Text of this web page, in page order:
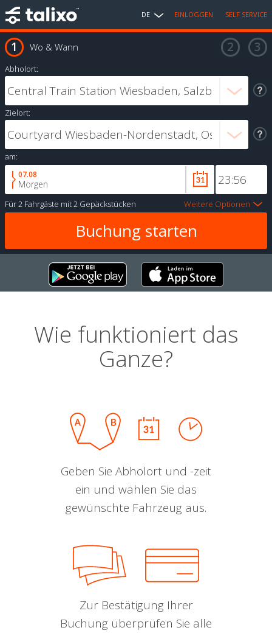
DE EINLOGGEN SELF SERVICE
Wo & Wann
Abholort:
Zielort:
am:
07.08
Morgen
Für2 Fahrgäste mit2 Gepäckstücken Weitere Optionen
Wie funktioniert das
Ganze?
Geben Sie Abholort und -zeit
ein und wählen Sie das
gewünschte Fahrzeug aus.
Zur Bestätigung Ihrer
Buchung überprüfen Sie alle